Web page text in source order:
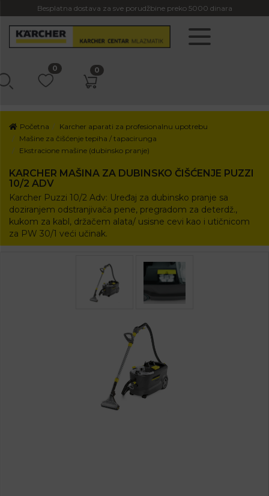
Besplatna dostava za sve porudžbine preko 5000 dinara
0 0
Početna
Karcher aparati za profesionalnu upotrebu
Mašine za čišćenje tepiha / tapacirunga
Ekstracione mašine (dubinsko pranje)
KARCHER MAŠINA ZA DUBINSKO ČIŠĆENJE PUZZI
10/2 ADV
Karcher Puzzi 10/2 Adv: Uređaj za dubinsko pranje sa
doziranjem odstranjivača pene, pregradom za deterdž.,
kukom za kabl, držačem alata/ usisne cevi kao i utičnicom
za PW 30/1 veći učinak.